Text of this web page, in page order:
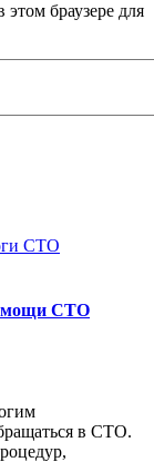
браузере для
СТО
в СТО.